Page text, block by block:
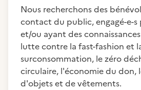
Nous recherchons des
contact du public, engagé-e-
et/ou ayant des
lutte contre la fast-fashion et
surconsommation, le zéro
circulaire, l'économie du don,
d'objets et de vêtements.